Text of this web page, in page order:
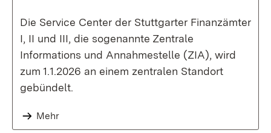
Die Service Center der Stuttgarter Finanzämter
I, II und III, die sogenannte Zentrale
Informations und Annahmestelle (ZIA), wird
zum 1.1.2026 an einem zentralen Standort
gebündelt.
Mehr